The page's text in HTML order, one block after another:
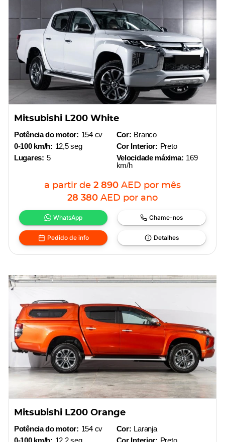
Mitsubishi L200 White
Potência do motor: 154 cv
0-100 km/h: 12,5 seg
Lugares: 5
Cor: Branco
Cor Interior: Preto
Velocidade máxima: 169
km/h
a partir de 2 890 AED por mês
28 380 AED por ano
WhatsApp Chame-nos
Pedido de info Detalhes
Mitsubishi L200 Orange
Potência do motor: 154 cv
0-100 km/h: 12,2 seg
Cor: Laranja
Cor Interior: Preto